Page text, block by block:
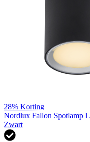
28% Korting
Nordlux Fallon Spotlamp
Zwart